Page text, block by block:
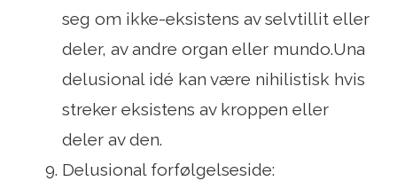
seg om ikke-eksistens av selvtillit eller
deler, av andre organ eller mundo.Una
delusional idé kan være nihilistisk hvis
streker eksistens av kroppen eller
deler av den.
Delusional forfølgelseside: